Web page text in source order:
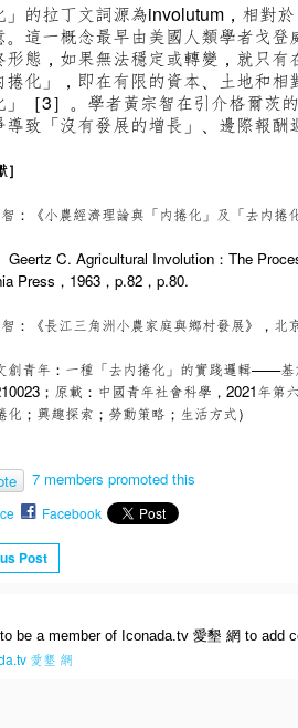
」的拉丁文詞源為involutum，相對
。這一概念最早由美國人類學者戈
形態，如果無法穩定或轉變，就只
捲化」，即在有限的資本、土地和
」［3］。學者黃宗智在引介格爾茨
導致「沒有發展的增長」、邊際報酬
智：《小農經濟理論與「内捲化」及「去内捲
Geertz C. Agricultural Involution：The
Press，1963，p.82，p.80.
智：《長江三角洲小農家庭與鄉村發展》，北
創青年：一種「去内捲化」的實踐邏輯——
；原載：中國青年社會科學，2021年第
化；興趣探索；勞動策略；生活方式）
7 members promoted this
Facebook
Post
be a member of Iconada.tv 愛墾 網 to add
愛墾 網